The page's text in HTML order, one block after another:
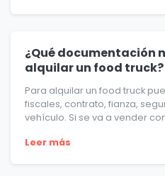
¿Qué documentación
alquilar un food truck?
Para alquilar un food truck
fiscales, contrato, fianza,
vehículo. Si se va a vender
Leer más